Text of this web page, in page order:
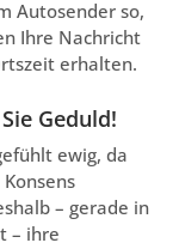
Autosender so,
Ihre Nachricht
erhalten.
Geduld!
ewig, da
– gerade in
– ihre